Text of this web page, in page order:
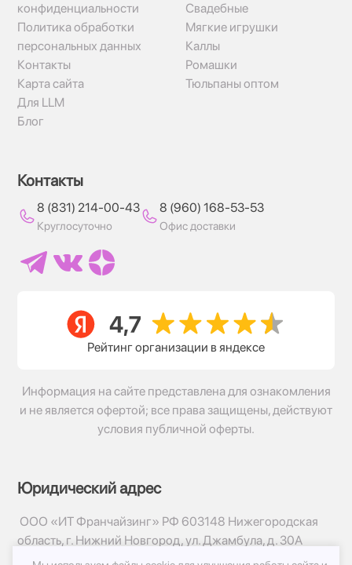
конфиденциальности
Политика обработки
персональных данных
Контакты
Карта сайта
Для LLM
Блог
Свадебные
Мягкие игрушки
Каллы
Ромашки
Тюльпаны оптом
Контакты
8 (831) 214-00-43
Круглосуточно
8 (960) 168-53-53
Офис доставки
Рейтинг организации в яндексе
Информация на сайте представлена для ознакомления
и не является офертой; все права защищены, действуют
условия публичной оферты.
Юридический адрес
ООО «ИТ Франчайзинг» РФ 603148 Нижегородская
область, г. Нижний Новгород, ул. Джамбула, д. 30А